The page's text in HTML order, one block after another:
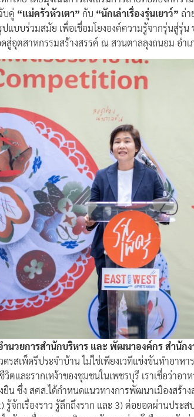
บคู่ “แม่ครัวหัวเตา” กับ “นักเล่าเรื่องรุ่นเยาว์” ถ่
ปแบบร่วมสมัย เพื่อเชื่อมโยงองค์ความรู้จากรุ่นสู่รุ่
สู่อุตสาหกรรมสร้างสรรค์ ณ สวนตาลลุงถนอม อำเ
นวยการสำนักบริหาร และ พัฒนาองค์กร สำนักง
ดรสเพ็ดรีประจำบ้าน ไม่ใช่เพียงเวทีแข่งขันทำอา
ตและรากเหง้าของชุมชนในเพชรบุรี เราเชื่อว่าอ
ยืน ซึ่ง สศส.ได้กำหนดแนวทางการพัฒนาเมืองสร้า
รู้จักเรื่องราว รู้ลึกถึงราก และ 3) ต่อยอดผ่านประ